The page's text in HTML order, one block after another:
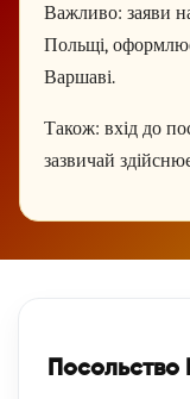
Важливо: заяви
Польщі,
Варшаві.
Також: вхід до
зазвичай